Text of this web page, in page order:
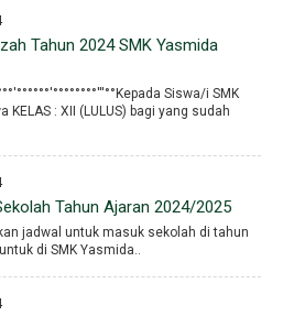
Tahun 2024 SMK Yasmida
Siswa/i SMK
KELAS : XII (LULUS) bagi yang sudah
Tahun Ajaran 2024/2025
jadwal untuk masuk sekolah di tahun
di SMK Yasmida..